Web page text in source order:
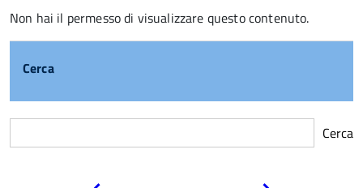
Non hai il permesso di visualizzare questo contenuto.
Cerca
Cerca